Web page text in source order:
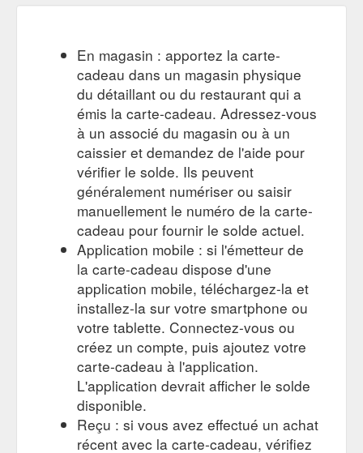
En magasin : apportez la carte-
cadeau dans un magasin physique
du détaillant ou du restaurant qui a
émis la carte-cadeau. Adressez-vous
à un associé du magasin ou à un
caissier et demandez de l'aide pour
vérifier le solde. Ils peuvent
généralement numériser ou saisir
manuellement le numéro de la carte-
cadeau pour fournir le solde actuel.
Application mobile : si l'émetteur de
la carte-cadeau dispose d'une
application mobile, téléchargez-la et
installez-la sur votre smartphone ou
votre tablette. Connectez-vous ou
créez un compte, puis ajoutez votre
carte-cadeau à l'application.
L'application devrait afficher le solde
disponible.
Reçu : si vous avez effectué un achat
récent avec la carte-cadeau, vérifiez